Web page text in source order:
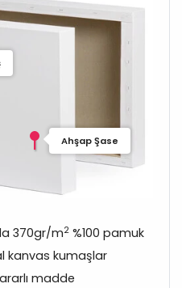
Ahşap Şase
370gr/m2 %100 pamuk
kanvas kumaşlar
madde